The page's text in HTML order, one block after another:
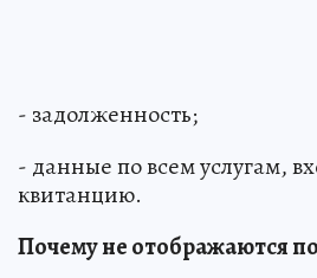
- задолженность;
- данные по всем услугам,
квитанцию.
Почему не отображаются